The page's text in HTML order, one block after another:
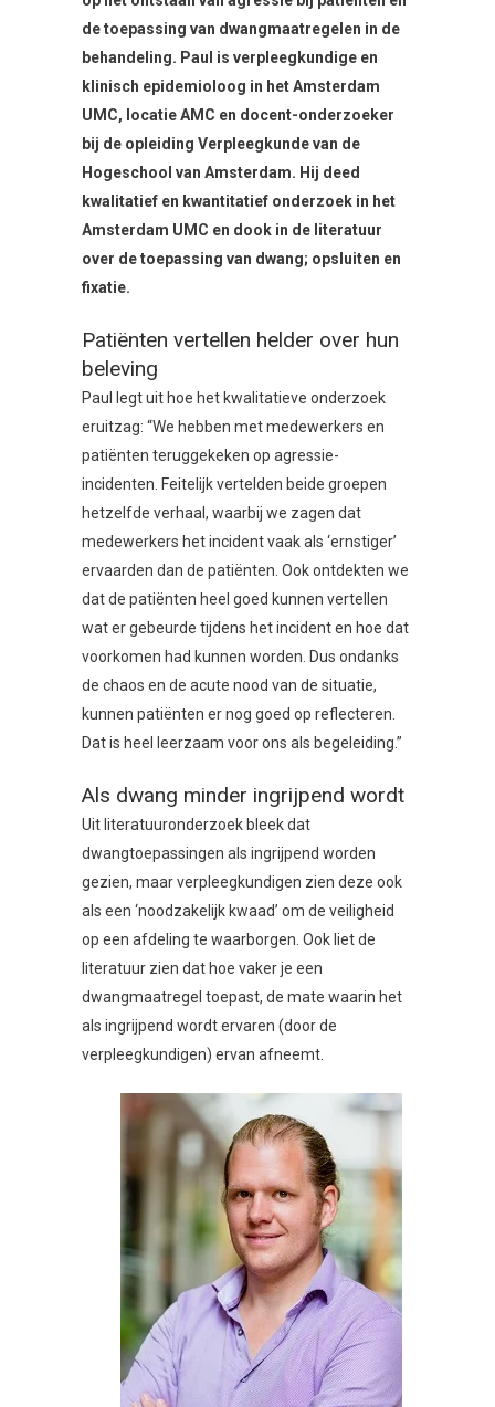
de toepassing van dwangmaatregelen in de
behandeling. Paul is verpleegkundige en
klinisch epidemioloog in het Amsterdam
UMC, locatie AMC en docent-onderzoeker
bij de opleiding Verpleegkunde van de
Hogeschool van Amsterdam. Hij deed
kwalitatief en kwantitatief onderzoek in het
Amsterdam UMC en dook in de literatuur
over de toepassing van dwang; opsluiten en
fixatie.
Patiënten vertellen helder over hun
beleving
Paul legt uit hoe het kwalitatieve onderzoek
eruitzag: “We hebben met medewerkers en
patiënten teruggekeken op agressie-
incidenten. Feitelijk vertelden beide groepen
hetzelfde verhaal, waarbij we zagen dat
medewerkers het incident vaak als ‘ernstiger’
ervaarden dan de patiënten. Ook ontdekten we
dat de patiënten heel goed kunnen vertellen
wat er gebeurde tijdens het incident en hoe dat
voorkomen had kunnen worden. Dus ondanks
de chaos en de acute nood van de situatie,
kunnen patiënten er nog goed op reflecteren.
Dat is heel leerzaam voor ons als begeleiding.”
Als dwang minder ingrijpend wordt
Uit literatuuronderzoek bleek dat
dwangtoepassingen als ingrijpend worden
gezien, maar verpleegkundigen zien deze ook
als een ‘noodzakelijk kwaad’ om de veiligheid
op een afdeling te waarborgen. Ook liet de
literatuur zien dat hoe vaker je een
dwangmaatregel toepast, de mate waarin het
als ingrijpend wordt ervaren (door de
verpleegkundigen) ervan afneemt.